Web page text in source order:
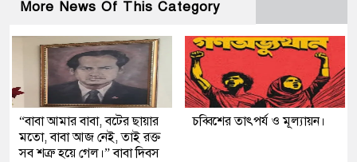
More News Of This Category
“বাবা আমার বাবা, বটের ছায়ার
মতো, বাবা আজ নেই, তাই রক্ত
সব শত্রু হয়ে গেল।” বাবা দিবস
চব্বিশের তাৎপর্য ও মূল্যায়ন।